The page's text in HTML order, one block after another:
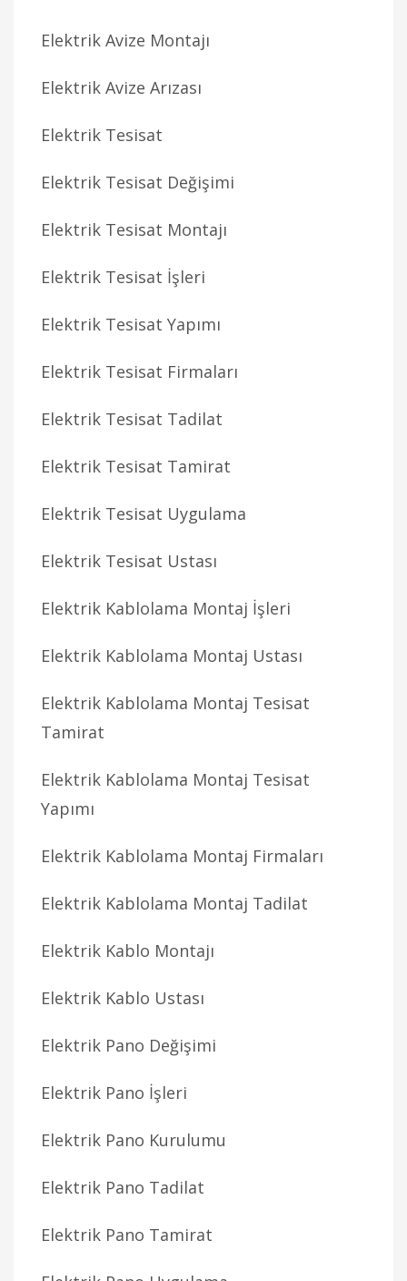
Elektrik Avize Montajı
Elektrik Avize Arızası
Elektrik Tesisat
Elektrik Tesisat Değişimi
Elektrik Tesisat Montajı
Elektrik Tesisat İşleri
Elektrik Tesisat Yapımı
Elektrik Tesisat Firmaları
Elektrik Tesisat Tadilat
Elektrik Tesisat Tamirat
Elektrik Tesisat Uygulama
Elektrik Tesisat Ustası
Elektrik Kablolama Montaj İşleri
Elektrik Kablolama Montaj Ustası
Elektrik Kablolama Montaj Tesisat
Tamirat
Elektrik Kablolama Montaj Tesisat
Yapımı
Elektrik Kablolama Montaj Firmaları
Elektrik Kablolama Montaj Tadilat
Elektrik Kablo Montajı
Elektrik Kablo Ustası
Elektrik Pano Değişimi
Elektrik Pano İşleri
Elektrik Pano Kurulumu
Elektrik Pano Tadilat
Elektrik Pano Tamirat